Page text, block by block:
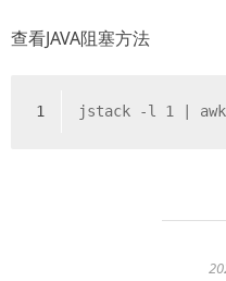
查看JAVA阻塞方法
1 jstack -l 1 |